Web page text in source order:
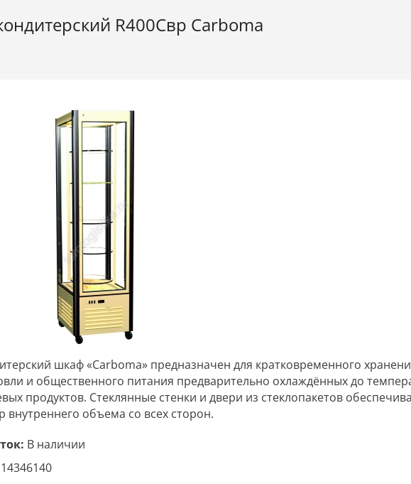
R400Cвр Сarboma
шкаф «Carboma» предназначен для кратковременного
и общественного питания предварительно охлаждённых до
продуктов. Стеклянные стенки и двери из стеклопакетов
внутреннего объема со всех сторон.
В наличии
14346140